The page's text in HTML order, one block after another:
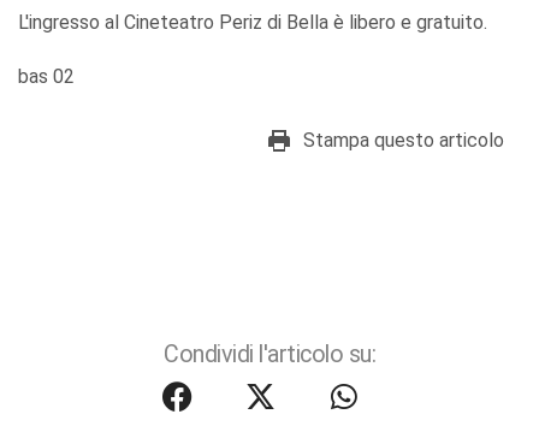
L'ingresso al Cineteatro Periz di Bella è libero e gratuito.
bas 02
Stampa questo articolo
Condividi l'articolo su: